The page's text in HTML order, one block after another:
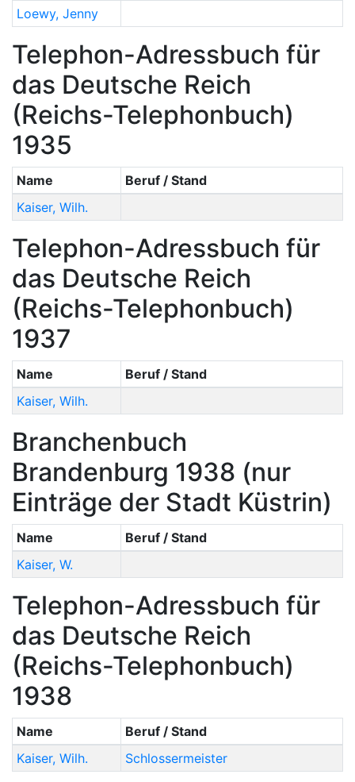
Loewy, Jenny
Telephon-Adressbuch für
das Deutsche Reich
(Reichs-Telephonbuch)
1935
Name
Beruf / Stand
Kaiser, Wilh.
Telephon-Adressbuch für
das Deutsche Reich
(Reichs-Telephonbuch)
1937
Name
Beruf / Stand
Kaiser, Wilh.
Branchenbuch
Brandenburg 1938 (nur
Einträge der Stadt Küstrin)
Name
Beruf / Stand
Kaiser, W.
Telephon-Adressbuch für
das Deutsche Reich
(Reichs-Telephonbuch)
1938
Name
Beruf / Stand
Kaiser, Wilh. Schlossermeister